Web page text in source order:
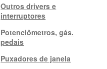
Outros drivers e
interruptores
Potenciômetros, gás.
pedais
Puxadores de janela